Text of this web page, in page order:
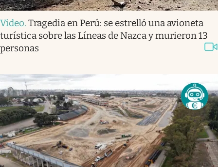
Video. Tragedia en Perú: se estrelló una avioneta
turística sobre las Líneas de Nazca y murieron 13
personas